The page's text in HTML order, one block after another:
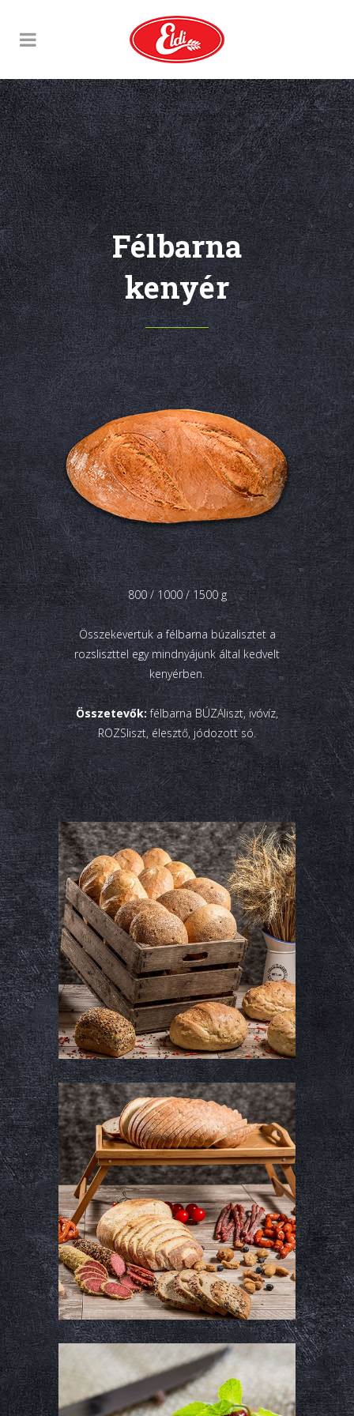
Félbarna
kenyér
800 / 1000 / 1500 g
Összekevertük a félbarna búzalisztet a
rozsliszttel egy mindnyájunk által kedvelt
kenyérben.
Összetevők:félbarna BÚZAliszt, ivóvíz,
ROZSliszt, élesztő, jódozott só.